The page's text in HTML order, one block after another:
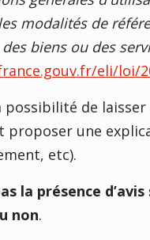
modalités de
biens ou des
eli/loi/
de laisser
proposer une
etc).
la présence
non.